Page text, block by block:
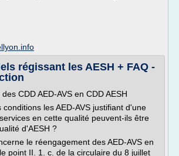
régissant les AESH + FAQ -
CDD AED-AVS en CDD AESH
les AED-AVS justifiant d'une
en cette qualité peuvent-ils être
d'AESH ?
le réengagement des AED-AVS en
point II. 1. c. de la circulaire du 8 juillet